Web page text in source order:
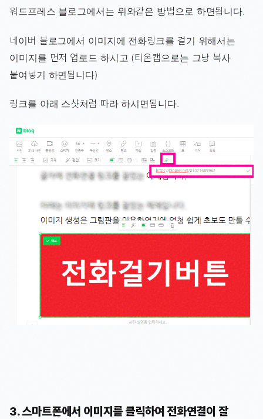
워드프레스 블로그에서는 위와같은 방법으로 하면됩니다.
네이버 블로그에서 이미지에 전화링크를 걸기 위해서는
이미지를 먼저 업로드 하시고 (티온캡으로는 그냥 복사
붙여넣기 하면됩니다)
링크를 아래 스샷처럼 따라 하시면됩니다.
3. 스마트폰에서 이미지를 클릭하여 전화연결이 잘